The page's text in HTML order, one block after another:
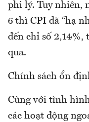
phi lý. Tuy nhiên,
6 thì CPI đã “hạ
đến chỉ số 2,14%,
qua.
Chính sách ổn
Cùng với tình
các hoạt động